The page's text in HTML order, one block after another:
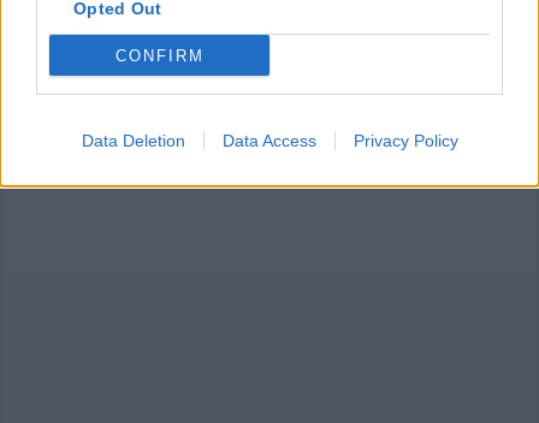
Opted Out
CONFIRM
Data Deletion Data Access Privacy Policy